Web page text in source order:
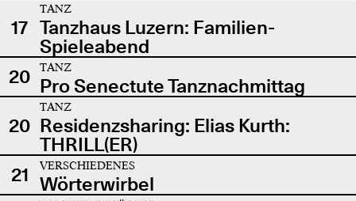
17
TANZ
Tanzhaus Luzern: Familien-
Spieleabend
20
TANZ
Pro Senectute Tanznachmittag
20
TANZ
Residenzsharing: Elias Kurth:
THRILL(ER)
21
VERSCHIEDENES
Wörterwirbel